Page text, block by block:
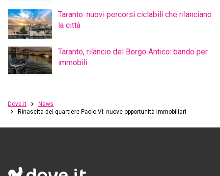
Taranto: nuovi percorsi ciclabili che rilanciano
la città
Taranto, rilancio del Borgo Antico: bando per
immobili
Dove.it
News
Rinascita del quartiere Paolo VI: nuove opportunità immobiliari